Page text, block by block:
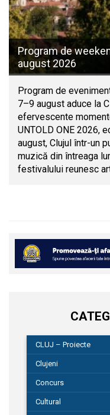
Program de
august 2026
Program de
7–9 august aduce la
efervescente
UNTOLD ONE 2026,
august, Clujul într-un
muzică din întreaga
festivalului reunesc
CLUJ – Proiecte
Clujeni
Concurs
Cultural